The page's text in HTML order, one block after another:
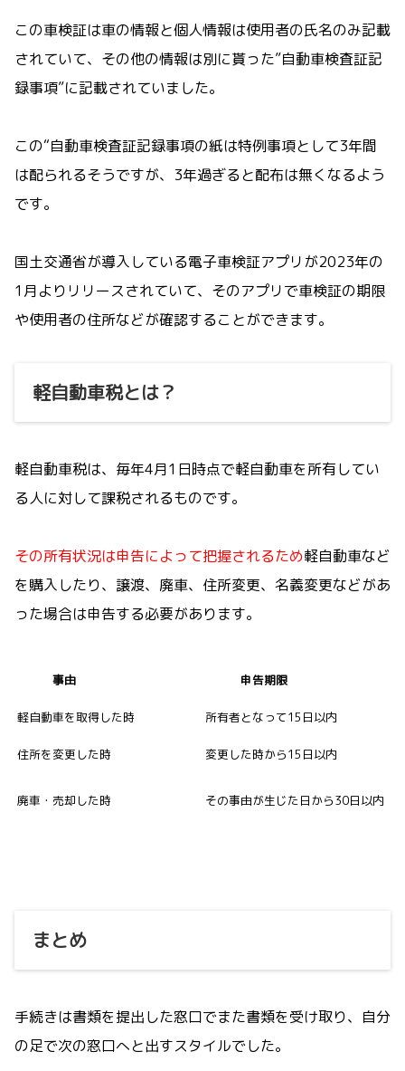
この車検証は車の情報と個人情報は使用者の氏名のみ記載
されていて、その他の情報は別に貰った”自動車検査証記
録事項”に記載されていました。
この“自動車検査証記録事項の紙は特例事項として3年間
は配られるそうですが、3年過ぎると配布は無くなるよう
です。
国土交通省が導入している電子車検証アプリが2023年の
1月よりリリースされていて、そのアプリで車検証の期限
や使用者の住所などが確認することができます。
軽自動車税とは？
軽自動車税は、毎年4月1日時点で軽自動車を所有してい
る人に対して課税されるものです。
その所有状況は申告によって把握されるため軽自動車など
を購入したり、譲渡、廃車、住所変更、名義変更などがあ
った場合は申告する必要があります。
事由 申告期限
軽自動車を取得した時 所有者となって15日以内
住所を変更した時 変更した時から15日以内
廃車・売却した時 その事由が生じた日から30日以内
まとめ
手続きは書類を提出した窓口でまた書類を受け取り、自分
の足で次の窓口へと出すスタイルでした。